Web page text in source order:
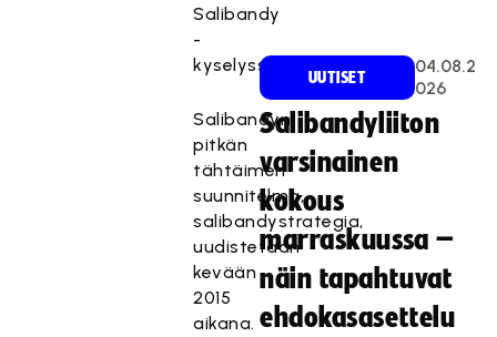
Salibandy
-
kyselyssä.
Salibandyn
pitkän
tähtäimen
suunnitelma,
salibandystrategia,
uudistetaan
kevään
2015
aikana.
UUTISET
04.08.2
026
Salibandyliiton
varsinainen
kokous
marraskuussa –
näin tapahtuvat
ehdokasasettelu